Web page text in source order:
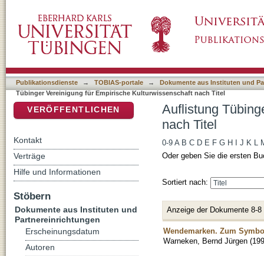
Publikationsdienste → TOBIAS-portale →
Dokumente aus Instituten und
Tübinger Vereinigung für Empirische Kulturwissenschaft nach Titel
Auflistung
nach Titel
0-9 A B C D E F G H J K L
Oder geben Sie die ersten
Sortiert nach:
Anzeige der Dokumente 8-8
Wendemarken. Zum
Warneken, Bernd Jürgen (
VERÖFFENTLICHEN
Kontakt
Verträge
Hilfe und Informationen
Stöbern
Dokumente aus Instituten und
Partnereinrichtungen
Erscheinungsdatum
Autoren